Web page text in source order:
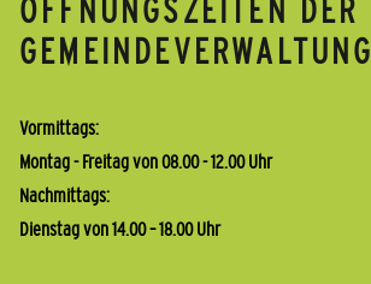
ÖFFNUNGSZEITEN DER
GEMEINDEVERWALTUNG
Vormittags:
Montag - Freitag von 08.00 - 12.00 Uhr
Nachmittags:
Dienstag von 14.00 – 18.00 Uhr